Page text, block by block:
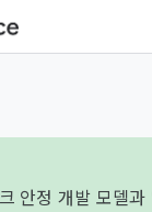
안정 개발 모델과